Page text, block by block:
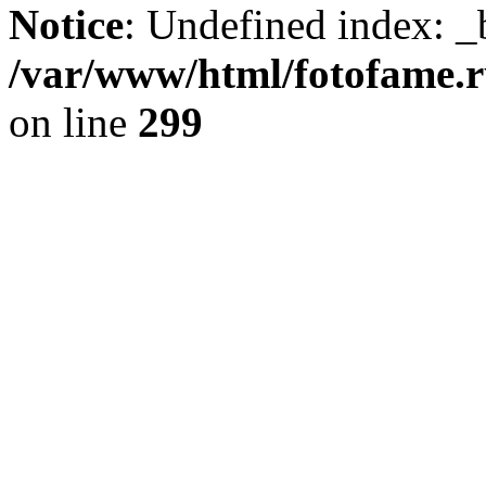
Notice: Undefined index:
/var/www/html/
on line 299